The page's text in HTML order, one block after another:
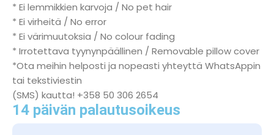
* Ei lemmikkien karvoja / No pet hair
* Ei virheitä / No error
* Ei värimuutoksia / No colour fading
* Irrotettava tyynynpäällinen / Removable pillow cover
*Ota meihin helposti ja nopeasti yhteyttä WhatsAppin
tai tekstiviestin
(SMS) kautta! +358 50 306 2654
14 päivän palautusoikeus